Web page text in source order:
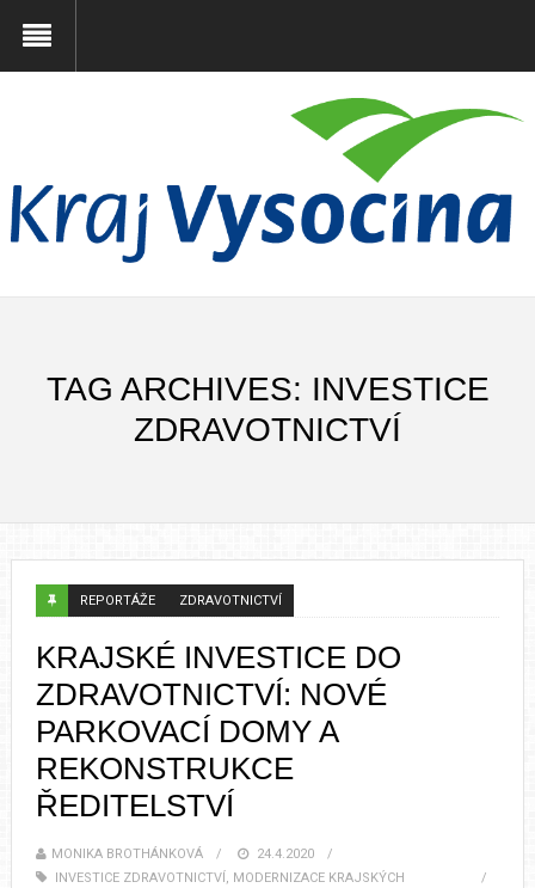
TAG ARCHIVES: INVESTICE
ZDRAVOTNICTVÍ
REPORTÁŽE ZDRAVOTNICTVÍ
KRAJSKÉ INVESTICE DO
ZDRAVOTNICTVÍ: NOVÉ
PARKOVACÍ DOMY A
REKONSTRUKCE
ŘEDITELSTVÍ
MONIKA BROTHÁNKOVÁ
24.4.2020
INVESTICE ZDRAVOTNICTVÍ , MODERNIZACE KRAJSKÝCH